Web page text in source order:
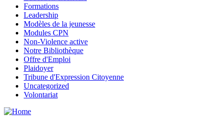
Formations
Leadership
Modèles de la jeunesse
Modules CPN
Non-Violence active
Notre Bibliothèque
Offre d'Emploi
Plaidoyer
Tribune d'Expression Citoyenne
Uncategorized
Volontariat